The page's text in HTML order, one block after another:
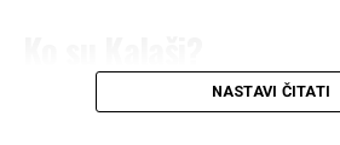
Kalaši su jedinstvena autohtona
NASTAVI ČITATI